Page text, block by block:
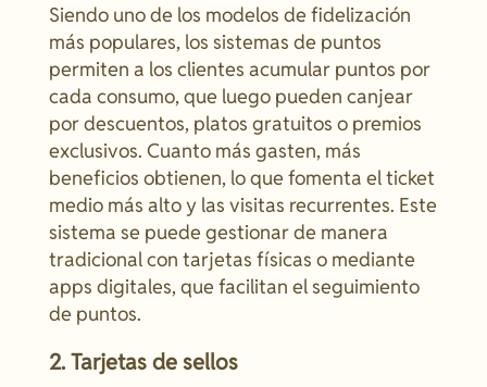
Siendo uno de los modelos de fidelización
más populares, los sistemas de puntos
permiten a los clientes acumular puntos por
cada consumo, que luego pueden canjear
por descuentos, platos gratuitos o premios
exclusivos. Cuanto más gasten, más
beneficios obtienen, lo que fomenta el ticket
medio más alto y las visitas recurrentes. Este
sistema se puede gestionar de manera
tradicional con tarjetas físicas o mediante
apps digitales, que facilitan el seguimiento
de puntos.
2. Tarjetas de sellos